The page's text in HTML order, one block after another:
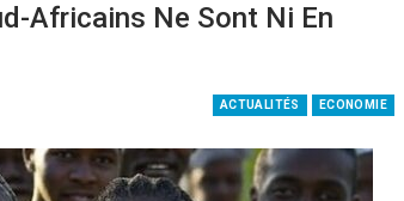
Africains Ne Sont Ni En
ACTUALITÉS ECONOMIE